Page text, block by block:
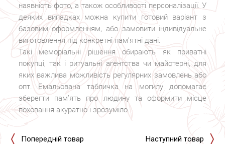
наявність фото, а також особливості персоналізації. У
деяких випадках можна купити готовий варіант з
базовим оформленням, або замовити індивідуальне
виготовлення під конкретні пам’ятні дані.
Такі меморіальні рішення обирають як приватні
покупці, так і ритуальні агентства чи майстерні, для
яких важлива можливість регулярних замовлень або
опт. Емальована табличка на могилу допомагає
зберегти пам’ять про людину та оформити місце
поховання акуратно і зрозуміло.
Попередній товар Наступний товар